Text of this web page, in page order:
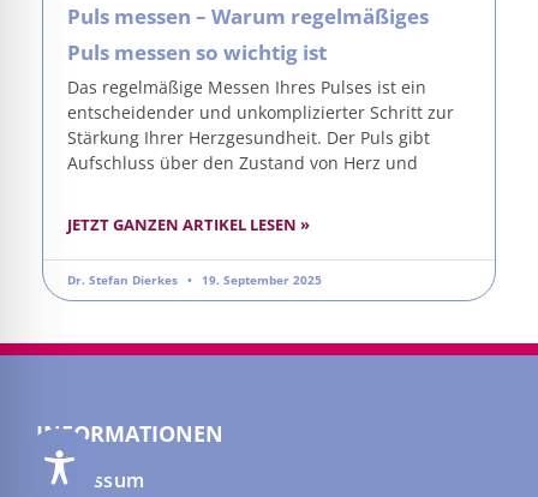
Puls messen – Warum regelmäßiges
Puls messen so wichtig ist
Das regelmäßige Messen Ihres Pulses ist ein
entscheidender und unkomplizierter Schritt zur
Stärkung Ihrer Herzgesundheit. Der Puls gibt
Aufschluss über den Zustand von Herz und
JETZT GANZEN ARTIKEL LESEN »
Dr. Stefan Dierkes 19. September 2025
INFORMATIONEN
Impressum